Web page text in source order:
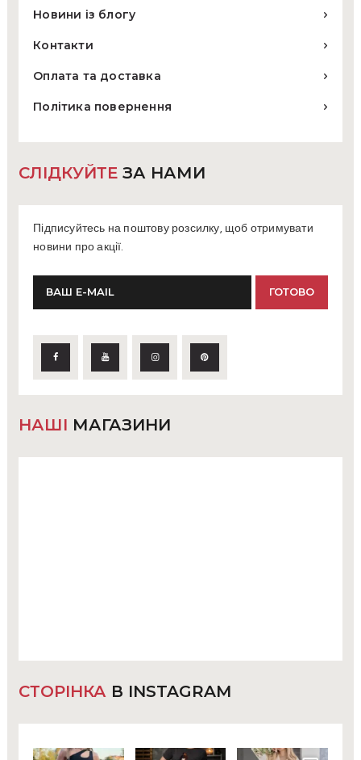
Новини із блогу
Контакти
Оплата та доставка
Політика повернення
СЛІДКУЙТЕ ЗА НАМИ
Підписуйтесь на поштову розсилку, щоб отримувати
новини про акції.
НАШІ МАГАЗИНИ
СТОРІНКА В INSTAGRAM